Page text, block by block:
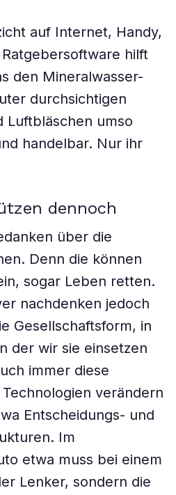
auf Internet, Handy,
hilft
den Mineralwasser-
durchsichtigen
Luftbläschen umso
handelbar. Nur ihr
dennoch
über die
Denn die können
sogar Leben retten.
nachdenken jedoch
Gesellschaftsform, in
der wir sie einsetzen
immer diese
verändern
Entscheidungs- und
Im
etwa muss bei einem
Lenker, sondern die